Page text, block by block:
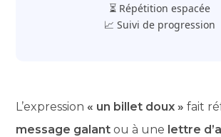
⏳ Répétition espacée
📈 Suivi de progression
L’expression « un billet doux » fait
message galant ou à une lettre